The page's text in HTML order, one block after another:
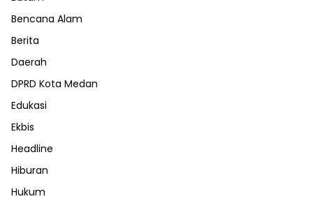
Bencana Alam
Berita
Daerah
DPRD Kota Medan
Edukasi
Ekbis
Headline
Hiburan
Hukum